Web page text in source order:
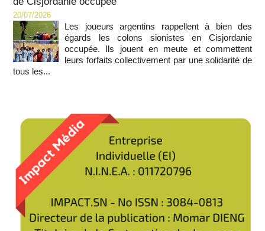
20/07/2026
Les joueurs argentins rappellent à bien des
égards les colons sionistes en Cisjordanie
occupée. Ils jouent en meute et commettent
leurs forfaits collectivement par une solidarité de
tous les...